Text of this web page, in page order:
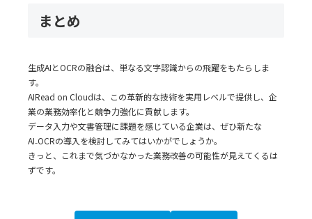
まとめ
生成AIとOCRの融合は、単なる文字認識からの飛躍をもたらしま
す。
AIRead on Cloudは、この革新的な技術を実用レベルで提供し、企
業の業務効率化と競争力強化に貢献します。
データ入力や文書管理に課題を感じている企業は、ぜひ新たな
AI₋OCRの導入を検討してみてはいかがでしょうか。
きっと、これまで気づかなかった業務改善の可能性が見えてくるは
ずです。